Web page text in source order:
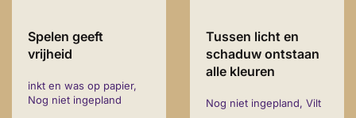
Spelen geeft
vrijheid
inkt en was op papier,
Nog niet ingepland
Tussen licht en
schaduw ontstaan
alle kleuren
Nog niet ingepland, Vilt